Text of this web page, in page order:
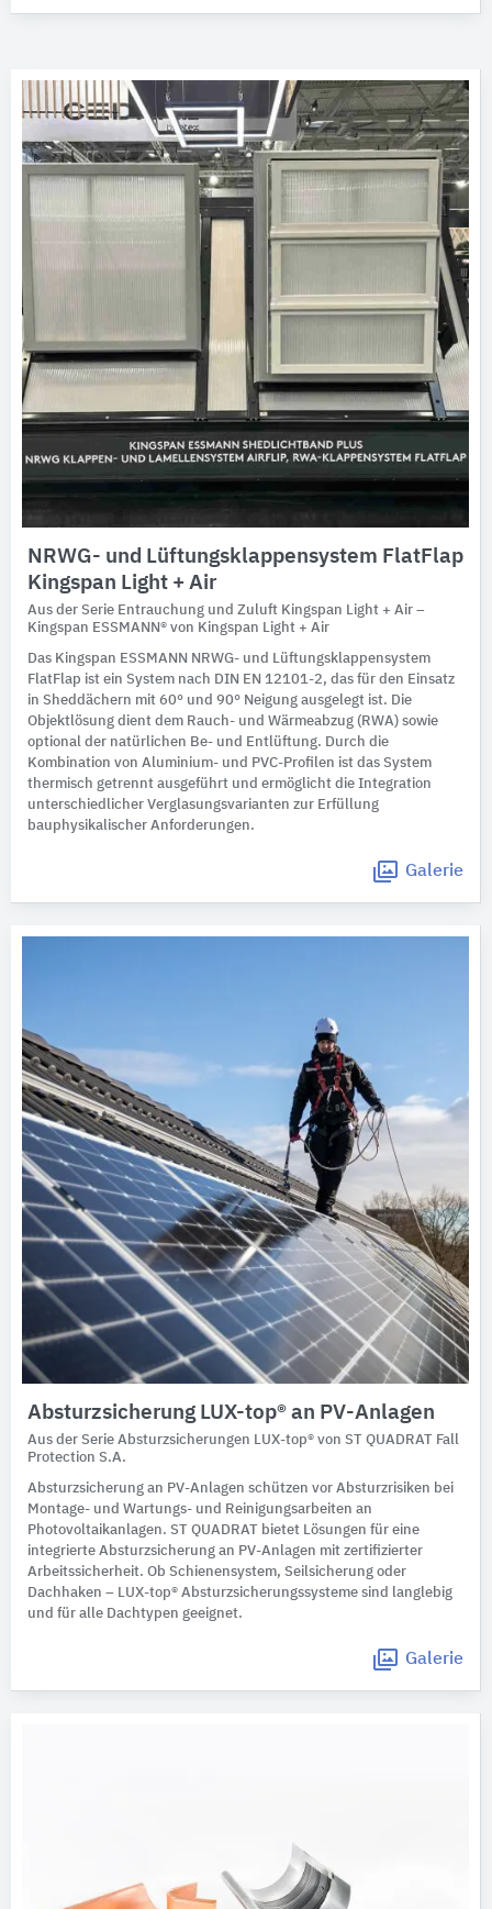
NRWG- und Lüftungsklappensystem FlatFlap
Kingspan Light + Air
Aus der Serie Entrauchung und Zuluft Kingspan Light + Air –
Kingspan ESSMANN® von Kingspan Light + Air
Das Kingspan ESSMANN NRWG- und Lüftungsklappensystem
FlatFlap ist ein System nach DIN EN 12101-2, das für den Einsatz
in Sheddächern mit 60° und 90° Neigung ausgelegt ist. Die
Objektlösung dient dem Rauch- und Wärmeabzug (RWA) sowie
optional der natürlichen Be- und Entlüftung. Durch die
Kombination von Aluminium- und PVC-Profilen ist das System
thermisch getrennt ausgeführt und ermöglicht die Integration
unterschiedlicher Verglasungsvarianten zur Erfüllung
bauphysikalischer Anforderungen.
Galerie
Absturzsicherung LUX-top® an PV-Anlagen
Aus der Serie Absturzsicherungen LUX-top® von ST QUADRAT Fall
Protection S.A.
Absturzsicherung an PV-Anlagen schützen vor Absturzrisiken bei
Montage- und Wartungs- und Reinigungsarbeiten an
Photovoltaikanlagen. ST QUADRAT bietet Lösungen für eine
integrierte Absturzsicherung an PV-Anlagen mit zertifizierter
Arbeitssicherheit. Ob Schienensystem, Seilsicherung oder
Dachhaken – LUX-top® Absturzsicherungssysteme sind langlebig
und für alle Dachtypen geeignet.
Galerie